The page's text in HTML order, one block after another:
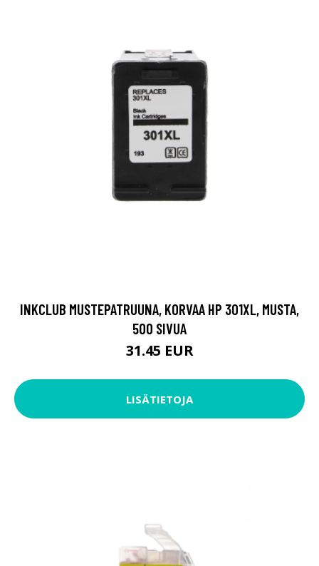
INKCLUB MUSTEPATRUUNA, KORVAA HP 301XL, MUSTA,
500 SIVUA
31.45 EUR
LISÄTIETOJA